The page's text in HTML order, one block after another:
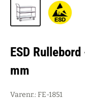
ESD
mm
Varenr.: FE-1851